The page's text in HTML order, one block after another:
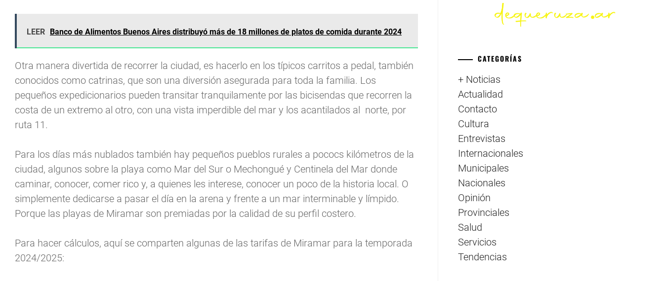
LEER Banco de Alimentos Buenos Aires distribuyó más de 18 millones de platos de comida durante 2024
Otra manera divertida de recorrer la ciudad, es hacerlo en los típicos carritos a pedal, también
conocidos como catrinas, que son una diversión asegurada para toda la familia. Los
pequeños expedicionarios pueden transitar tranquilamente por las bicisendas que recorren la
costa de un extremo al otro, con una vista imperdible del mar y los acantilados al norte, por
ruta 11.
Para los días más nublados también hay pequeños pueblos rurales a pococs kilómetros de la
ciudad, algunos sobre la playa como Mar del Sur o Mechongué y Centinela del Mar donde
caminar, conocer, comer rico y, a quienes les interese, conocer un poco de la historia local. O
simplemente dedicarse a pasar el día en la arena y frente a un mar interminable y límpido.
Porque las playas de Miramar son premiadas por la calidad de su perfil costero.
Para hacer cálculos, aquí se comparten algunas de las tarifas de Miramar para la temporada
2024/2025:
CATEGORÍAS
+ Noticias
Actualidad
Contacto
Cultura
Entrevistas
Internacionales
Municipales
Nacionales
Opinión
Provinciales
Salud
Servicios
Tendencias